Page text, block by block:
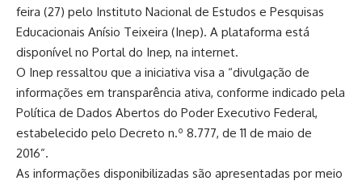
feira (27) pelo Instituto Nacional de Estudos e Pesquisas
Educacionais Anísio Teixeira (Inep). A plataforma está
disponível no Portal do Inep, na internet.
O Inep ressaltou que a iniciativa visa a “divulgação de
informações em transparência ativa, conforme indicado pela
Política de Dados Abertos do Poder Executivo Federal,
estabelecido pelo Decreto n.º 8.777, de 11 de maio de
2016”.
As informações disponibilizadas são apresentadas por meio